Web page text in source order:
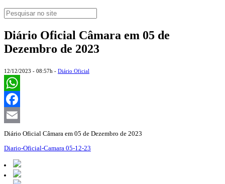
Diário Oficial Câmara em 05 de
Dezembro de 2023
12/12/2023 - 08:57h - Diário Oficial
WhatsApp
Facebook
Email
Diário Oficial Câmara em 05 de Dezembro de 2023
Diario-Oficial-Camara 05-12-23